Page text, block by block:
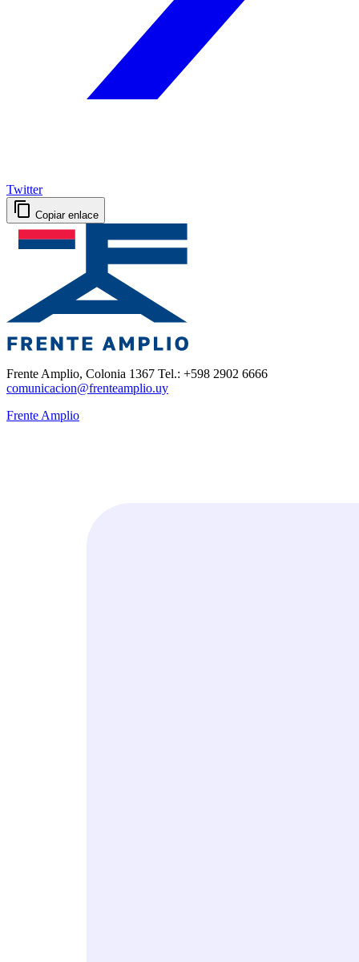
Twitter
Copiar enlace
Frente Amplio, Colonia 1367 Tel.: +598 2902 6666
comunicacion@frenteamplio.uy
Frente Amplio